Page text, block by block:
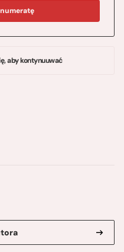
aby kontynuuwać